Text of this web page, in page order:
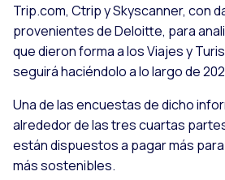
Trip.com, Ctrip y Skyscanner, con
provenientes de Deloitte, para
que dieron forma a los Viajes y
seguirá haciéndolo a lo largo de
Una de las encuestas de dicho
alrededor de las tres cuartas
están dispuestos a pagar más
más sostenibles.